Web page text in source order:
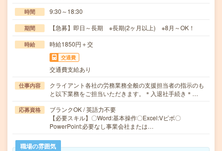
時間 9:30～18:30
期間 【急募】即日～長期 ※長期(2ヶ月以上) ※8月～OK！
時給 時給1850円＋交
交通費
交通費支給あり
仕事内容
クライアント各社の労務業務全般の支援担当者の指示のも
と以下業務をご担当いただきます。＊入退社手続き＊…
応募資格
ブランクOK / 英語力不要
【必要スキル】〇Word:基本操作〇Excel:Vピボ〇
PowerPoint:必要なし事業会社または…
職場の雰囲気